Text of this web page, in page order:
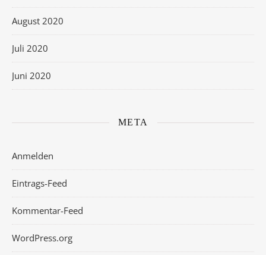
August 2020
Juli 2020
Juni 2020
META
Anmelden
Eintrags-Feed
Kommentar-Feed
WordPress.org